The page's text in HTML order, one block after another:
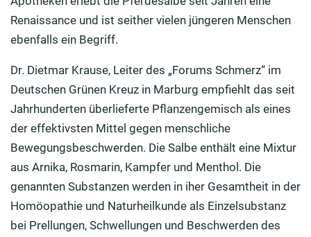
Renaissance und ist seither vielen jüngeren Menschen
ebenfalls ein Begriff.
Dr. Dietmar Krause, Leiter des „Forums Schmerz“ im
Deutschen Grünen Kreuz in Marburg empfiehlt das seit
Jahrhunderten überlieferte Pflanzengemisch als eines
der effektivsten Mittel gegen menschliche
Bewegungsbeschwerden. Die Salbe enthält eine Mixtur
aus Arnika, Rosmarin, Kampfer und Menthol. Die
genannten Substanzen werden in iher Gesamtheit in der
Homöopathie und Naturheilkunde als Einzelsubstanz
bei Prellungen, Schwellungen und Beschwerden des